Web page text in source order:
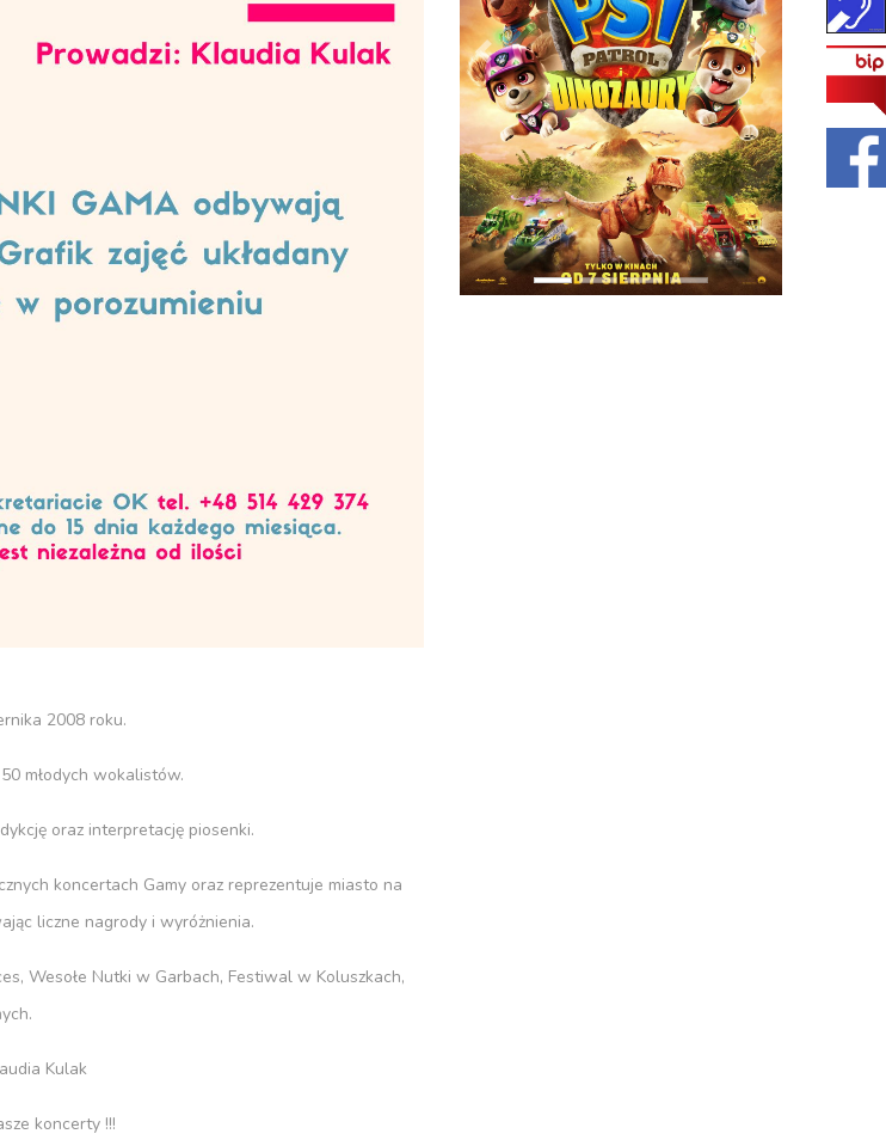
2008 roku.
młodych wokalistów.
oraz interpretację piosenki.
koncertach Gamy oraz reprezentuje miasto na
liczne nagrody i wyróżnienia.
Wesołe Nutki w Garbach, Festiwal w Koluszkach,
Kulak
koncerty !!!
PREVIOUS NEXT